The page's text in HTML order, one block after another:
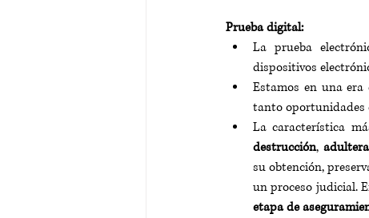
Prueba digital:
La prueba
dispositivos
Estamos en una
tanto oportunidades
La característica
destrucción,
su obtención,
un proceso judicial.
etapa de